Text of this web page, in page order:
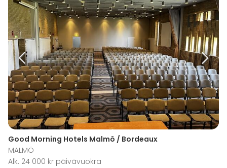
Good Morning Hotels Malmö / Bordeaux
MALMÖ
Alk. 24 000 kr päivävuokra